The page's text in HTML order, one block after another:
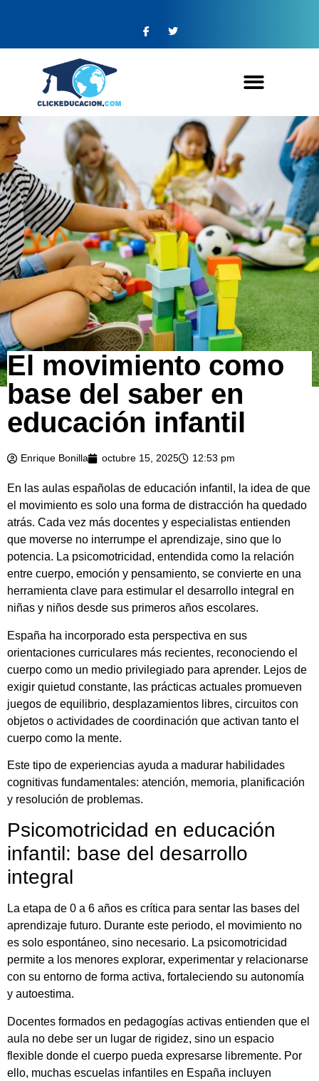
El movimiento como
base del saber en
educación infantil
Enrique Bonilla octubre 15, 2025 12:53 pm
En las aulas españolas de educación infantil, la idea de que
el movimiento es solo una forma de distracción ha quedado
atrás. Cada vez más docentes y especialistas entienden
que moverse no interrumpe el aprendizaje, sino que lo
potencia. La psicomotricidad, entendida como la relación
entre cuerpo, emoción y pensamiento, se convierte en una
herramienta clave para estimular el desarrollo integral en
niñas y niños desde sus primeros años escolares.
España ha incorporado esta perspectiva en sus
orientaciones curriculares más recientes, reconociendo el
cuerpo como un medio privilegiado para aprender. Lejos de
exigir quietud constante, las prácticas actuales promueven
juegos de equilibrio, desplazamientos libres, circuitos con
objetos o actividades de coordinación que activan tanto el
cuerpo como la mente.
Este tipo de experiencias ayuda a madurar habilidades
cognitivas fundamentales: atención, memoria, planificación
y resolución de problemas.
Psicomotricidad en educación
infantil: base del desarrollo
integral
La etapa de 0 a 6 años es crítica para sentar las bases del
aprendizaje futuro. Durante este periodo, el movimiento no
es solo espontáneo, sino necesario. La psicomotricidad
permite a los menores explorar, experimentar y relacionarse
con su entorno de forma activa, fortaleciendo su autonomía
y autoestima.
Docentes formados en pedagogías activas entienden que el
aula no debe ser un lugar de rigidez, sino un espacio
flexible donde el cuerpo pueda expresarse libremente. Por
ello, muchas escuelas infantiles en España incluyen